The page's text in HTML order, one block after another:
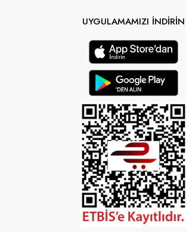
UYGULAMAMIZI İNDİRİN